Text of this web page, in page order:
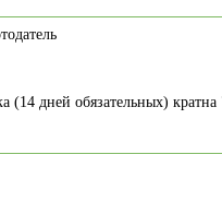
(14 дней обязательных)